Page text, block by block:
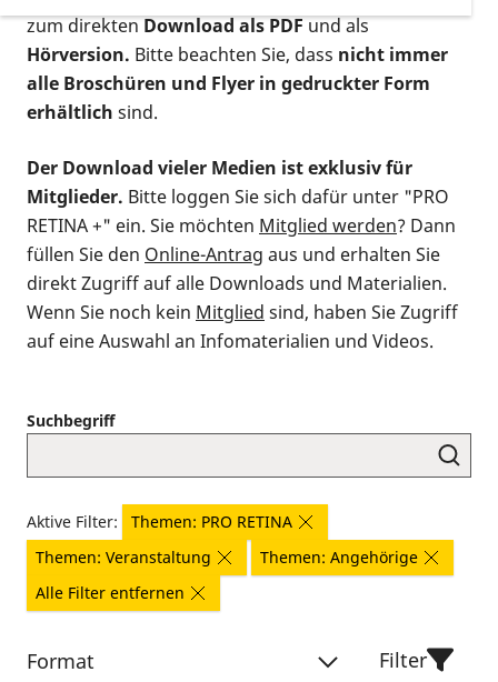
zum direktenDownload als PDFund als
Hörversion. Bitte beachten Sie, dass nicht immer
alle Broschüren und Flyer in gedruckter Form
erhältlich sind.
Der Download vieler Medien ist exklusiv für
Mitglieder. Bitte loggen Sie sich dafür unter "PRO
RETINA +" ein. Sie möchten Mitglied werden? Dann
füllen Sie den Online-Antrag aus und erhalten Sie
direkt Zugriff auf alle Downloads und Materialien.
Wenn Sie noch kein Mitglied sind, haben Sie Zugriff
auf eine Auswahl an Infomaterialien und Videos.
Suchbegriff
Aktive Filter:
Themen: PRO RETINA
Themen: Veranstaltung
Themen: Angehörige
Alle Filter entfernen
Format Filter